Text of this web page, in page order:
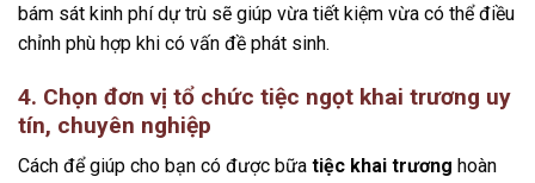
bám sát kinh phí dự trù sẽ giúp vừa tiết kiệm vừa có thể điều
chỉnh phù hợp khi có vấn đề phát sinh.
4. Chọn đơn vị tổ chức tiệc ngọt khai trương uy
tín, chuyên nghiệp
Cách để giúp cho bạn có được bữa tiệc khai trương hoàn